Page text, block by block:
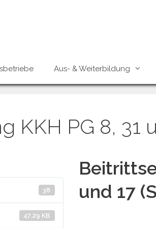
Aus- & Weiterbildung
KKH PG 8, 31
38
47.29 KB
und 17